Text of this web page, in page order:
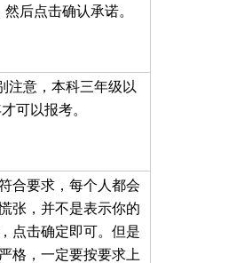
后点击确认承诺。
注意，本科三年级以
可以报考。
合要求，每个人都会
张，并不是表示你的
点击确定即可。但是
格，一定要按要求上